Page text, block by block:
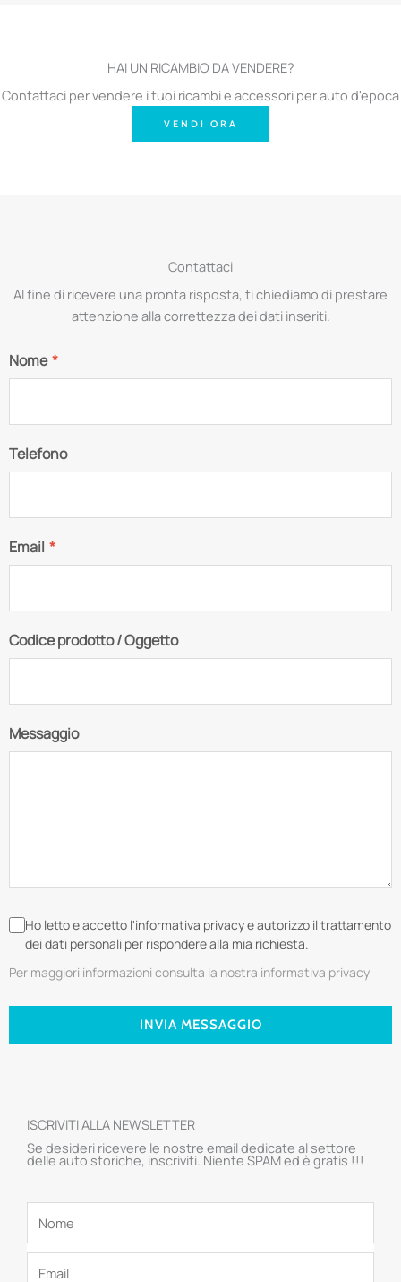
HAI UN RICAMBIO DA VENDERE?
Contattaci per vendere i tuoi ricambi e accessori per auto d'epoca
VENDI ORA
Contattaci
Al fine di ricevere una pronta risposta, ti chiediamo di prestare
attenzione alla correttezza dei dati inseriti.
Nome*
Telefono
Email *
Codice prodotto / Oggetto
Messaggio
Ho letto e accetto l'informativa privacy e autorizzo il trattamento
dei dati personali per rispondere alla mia richiesta.
Per maggiori informazioni consulta la nostra informativa privacy
INVIA MESSAGGIO
ISCRIVITI ALLA NEWSLETTER
Se desideri ricevere le nostre email dedicate al settore
delle auto storiche, inscriviti. Niente SPAM ed è gratis !!!